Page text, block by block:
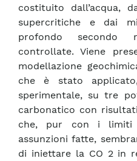
costituito dall’acqua,
supercritiche e dai
profondo secondo
controllate. Viene
modellazione
che è stato
sperimentale, su tre
carbonatico con
che, pur con i limiti
assunzioni fatte,
di iniettare la CO 2 in